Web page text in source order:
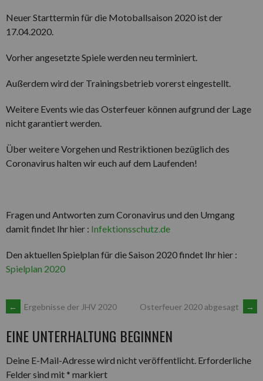
Neuer Starttermin für die Motoballsaison 2020 ist der
17.04.2020.
Vorher angesetzte Spiele werden neu terminiert.
Außerdem wird der Trainingsbetrieb vorerst eingestellt.
Weitere Events wie das Osterfeuer können aufgrund der Lage
nicht garantiert werden.
Über weitere Vorgehen und Restriktionen bezüglich des
Coronavirus halten wir euch auf dem Laufenden!
Fragen und Antworten zum Coronavirus und den Umgang
damit findet Ihr hier : Infektionsschutz.de
Den aktuellen Spielplan für die Saison 2020 findet Ihr hier :
Spielplan 2020
ARTIKEL-
NAVIGATION
← Ergebnisse der JHV 2020 Osterfeuer 2020 abgesagt →
EINE UNTERHALTUNG BEGINNEN
Deine E-Mail-Adresse wird nicht veröffentlicht. Erforderliche
Felder sind mit * markiert